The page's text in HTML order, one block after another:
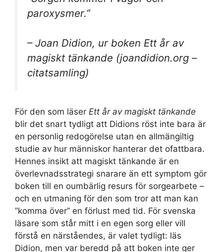
paroxysmer.”
– Joan Didion, ur boken Ett år av
magiskt tänkande (joandidion.org –
citatsamling)
För den som läser Ett år av magiskt tänkande
blir det snart tydligt att Didions röst inte bara är
en personlig redogörelse utan en allmängiltig
studie av hur människor hanterar det ofattbara.
Hennes insikt att magiskt tänkande är en
överlevnadsstrategi snarare än ett symptom gör
boken till en oumbärlig resurs för sorgearbete –
och en utmaning för den som tror att man kan
”komma över” en förlust med tid. För svenska
läsare som står mitt i en egen sorg eller vill
förstå en närståendes, är valet tydligt: läs
Didion, men var beredd på att boken inte ger